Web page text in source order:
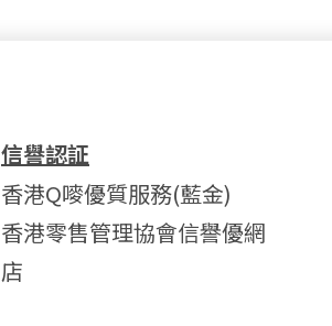
信譽認証
香港Q嘜優質服務(藍金)
香港零售管理協會信譽優網
店